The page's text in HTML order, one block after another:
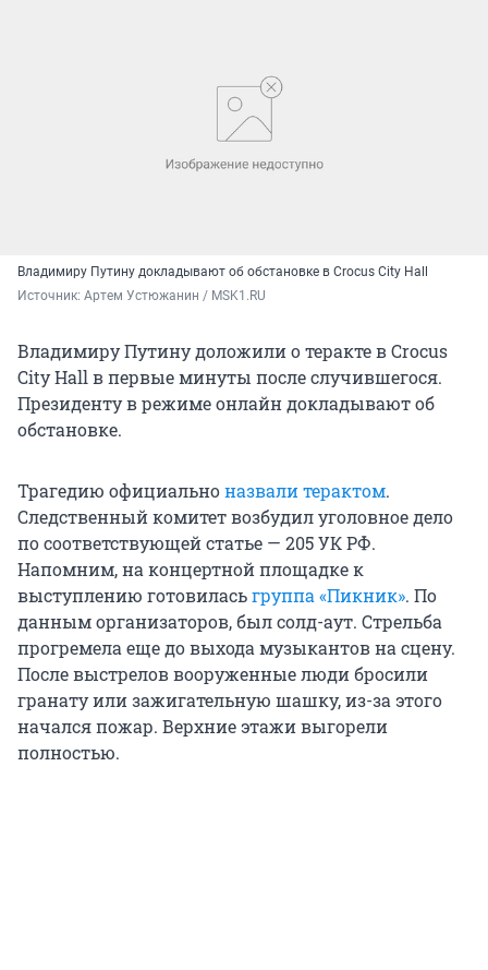
Владимиру Путину докладывают об обстановке в Crocus City Hall
Источник: Артем Устюжанин / MSK1.RU
Владимиру Путину доложили о теракте в Crocus
City Hall в первые минуты после случившегося.
Президенту в режиме онлайн докладывают об
обстановке.
Трагедию официальноназвали терактом.
Следственный комитет возбудил уголовное дело
по соответствующей статье — 205 УК РФ.
Напомним, на концертной площадке к
выступлению готовиласьгруппа «Пикник». По
данным организаторов, был солд-аут. Стрельба
прогремела еще до выхода музыкантов на сцену.
После выстрелов вооруженные люди бросили
гранату или зажигательную шашку, из-за этого
начался пожар. Верхние этажи выгорели
полностью.